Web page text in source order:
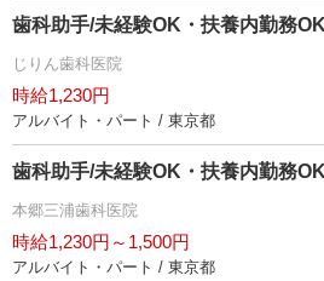
歯科助手/未経験OK・扶養内勤務OK
じりん歯科医院
時給1,230円
アルバイト・パート / 東京都
歯科助手/未経験OK・扶養内勤務OK
本郷三浦歯科医院
時給1,230円～1,500円
アルバイト・パート / 東京都